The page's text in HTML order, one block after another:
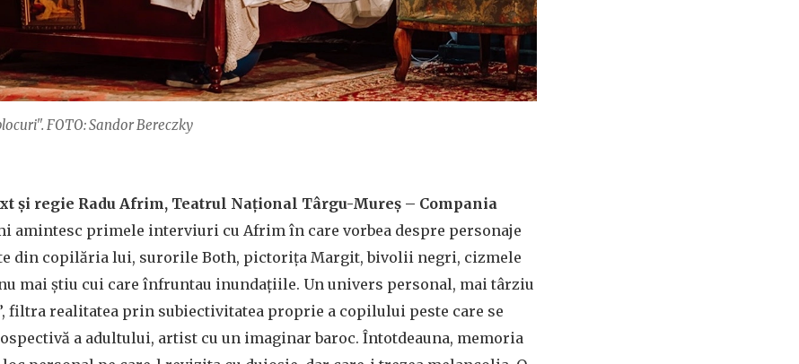
FOTO: Sandor Bereczky
și regie Radu Afrim, Teatrul Național Târgu-Mureș – Compania
amintesc primele interviuri cu Afrim în care vorbea despre personaje
din copilăria lui, surorile Both, pictorița Margit, bivolii negri, cizmele
mai știu cui care înfruntau inundațiile. Un univers personal, mai târziu
filtra realitatea prin subiectivitatea proprie a copilului peste care se
a adultului, artist cu un imaginar baroc. Întotdeauna, memoria